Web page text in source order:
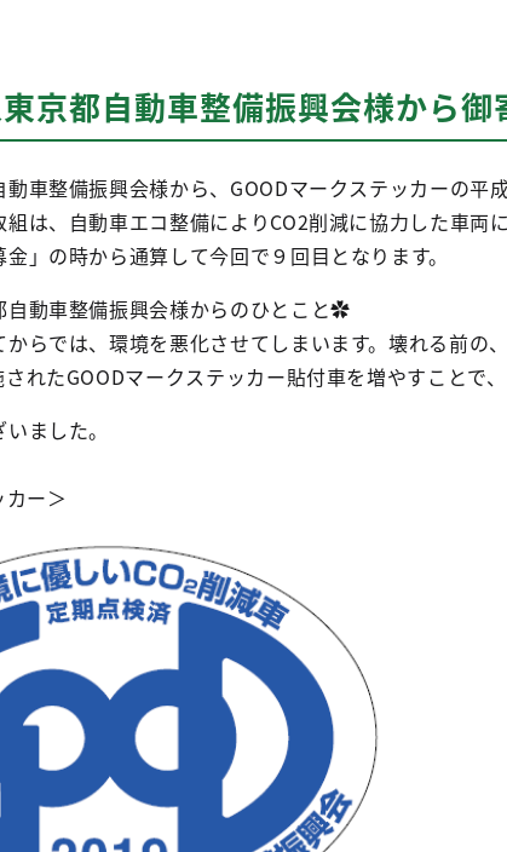
京都自動車整備振興会様から
車整備振興会様から、GOODマークステッカーの
は、自動車エコ整備によりCO2削減に協力した車両
」の時から通算して今回で９回目となります。
動車整備振興会様からのひとこと✿
からでは、環境を悪化させてしまいます。壊れる前
れたGOODマークステッカー貼付車を増やすことで
ました。
ー＞